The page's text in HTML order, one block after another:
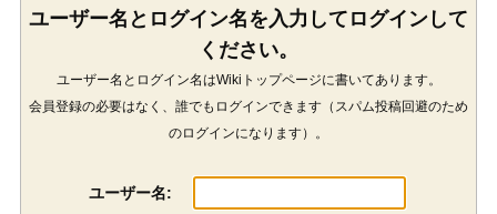
ユーザー名とログイン名を入力してログインして
ください。
ユーザー名とログイン名はWikiトップページに書いてあります。
会員登録の必要はなく、誰でもログインできます（スパム投稿回避のため
のログインになります）。
ユーザー名: